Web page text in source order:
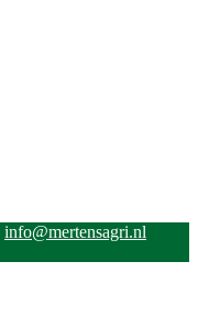
info@mertensagri.nl